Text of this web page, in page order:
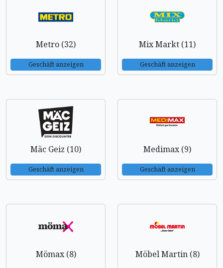
Metro (32)
Geschäft anzeigen
Mix Markt (11)
Geschäft anzeigen
Mäc Geiz (10)
Geschäft anzeigen
Medimax (9)
Geschäft anzeigen
Mömax (8) Möbel Martin (8)